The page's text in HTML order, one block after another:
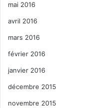
mai 2016
avril 2016
mars 2016
février 2016
janvier 2016
décembre 2015
novembre 2015